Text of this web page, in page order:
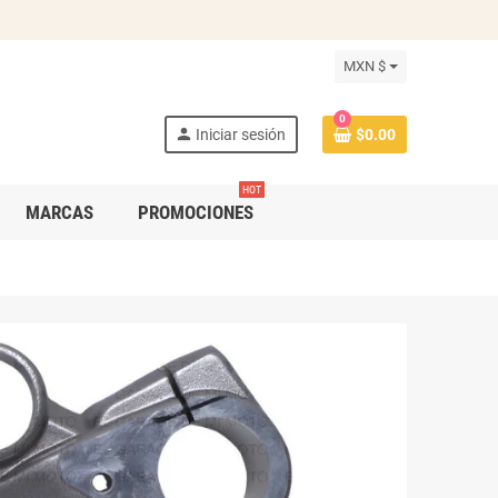
MXN $
person Iniciar sesión
0
$0.00
MARCAS PROMOCIONES
HOT